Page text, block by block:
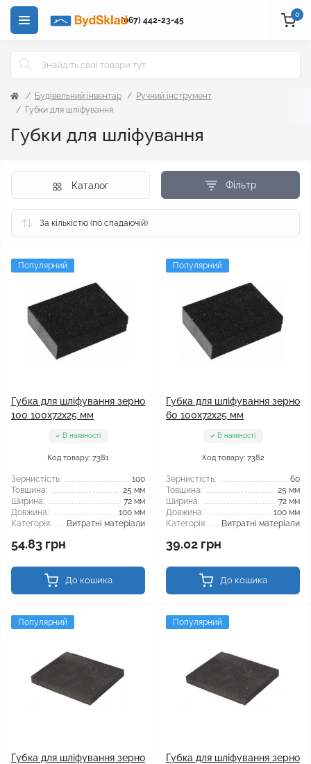
(067) 442-23-45
0
Будівельний інвентар
Ручний інструмент
Губки для шліфування
Губки для шліфування
Фільтр
Каталог
Популярний
Губка для шліфування зерно
100 100x72x25 мм
В наявності
Код товару: 7381
Зернистість:
100
Товщина:
25 мм
Ширина:
72 мм
Довжина:
100 мм
Категорія:
Витратні матеріали
54.83 грн
До кошика
Популярний
Губка для шліфування зерно
60 100x72x25 мм
В наявності
Код товару: 7382
Зернистість:
60
Товщина:
25 мм
Ширина:
72 мм
Довжина:
100 мм
Категорія:
Витратні матеріали
39.02 грн
До кошика
Популярний
Губка для шліфування зерно
Популярний
Губка для шліфування зерно